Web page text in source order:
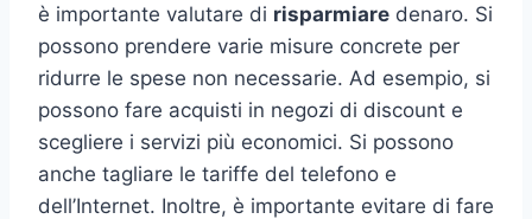
è importante valutare di risparmiare denaro. Si
possono prendere varie misure concrete per
ridurre le spese non necessarie. Ad esempio, si
possono fare acquisti in negozi di discount e
scegliere i servizi più economici. Si possono
anche tagliare le tariffe del telefono e
dell’Internet. Inoltre, è importante evitare di fare